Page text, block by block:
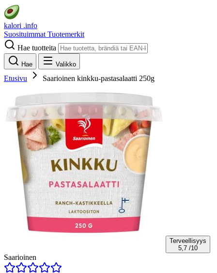
kalori .info
Suosituimmat Tuotemerkit
Hae tuotteita
Hae Valikko
Etusivu Saarioinen kinkku-pastasalaatti 250g
Terveellisyys
5,7 /10
Saarioinen